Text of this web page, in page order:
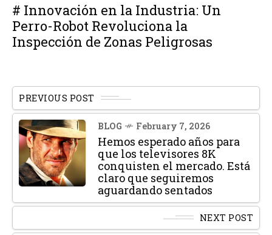
# Innovación en la Industria: Un
Perro-Robot Revoluciona la
Inspección de Zonas Peligrosas
PREVIOUS POST
BLOG February 7, 2026
Hemos esperado años para
que los televisores 8K
conquisten el mercado. Está
claro que seguiremos
aguardando sentados
NEXT POST